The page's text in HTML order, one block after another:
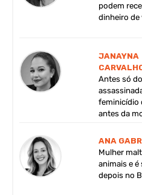
podem
dinheiro de
JANAYNA
Antes só
feminicídio
antes da
ANA
Mulher
animais e
depois no